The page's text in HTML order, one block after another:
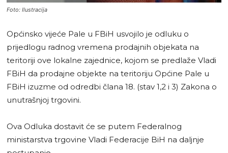
Foto: Ilustracija
Općinsko vijeće Pale u FBiH usvojilo je odluku o
prijedlogu radnog vremena prodajnih objekata na
teritoriji ove lokalne zajednice, kojom se predlaže Vladi
FBiH da prodajne objekte na teritoriju Općine Pale u
FBiH izuzme od odredbi člana 18. (stav 1,2 i 3) Zakona o
unutrašnjoj trgovini.
Ova Odluka dostavit će se putem Federalnog
ministarstva trgovine Vladi Federacije BiH na daljnje